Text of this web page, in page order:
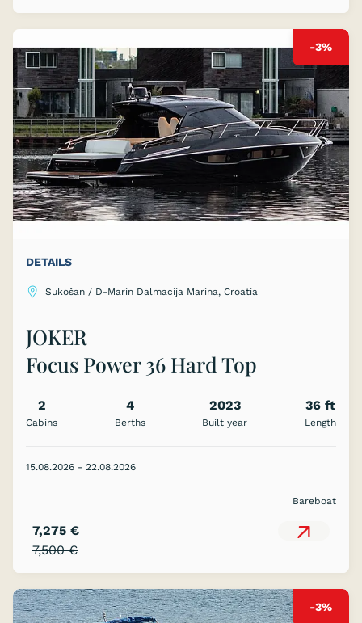
-3%
DETAILS
Sukošan / D-Marin Dalmacija Marina, Croatia
JOKER
Focus Power 36 Hard Top
2
Cabins
4
Berths
2023
Built year
36 ft
Length
15.08.2026 - 22.08.2026
Bareboat
7,500 €
7,275 €
-3%